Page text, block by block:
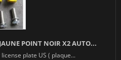
POINT NOIR X2 AUTO...
plate US ( plaque...